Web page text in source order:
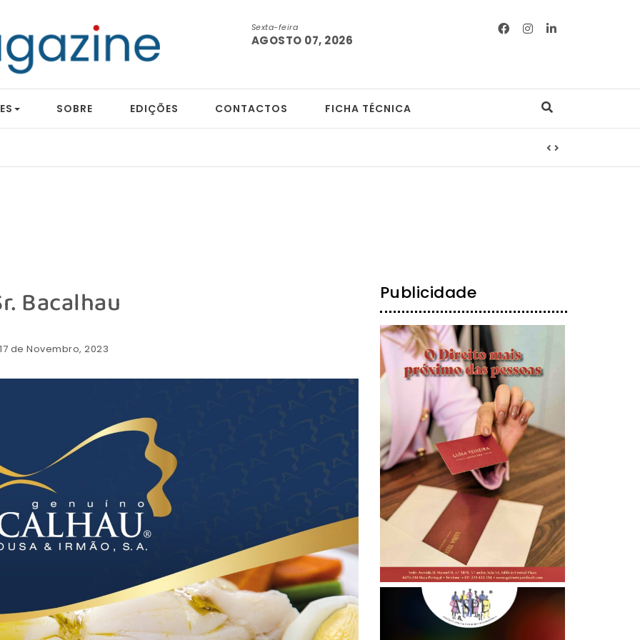
Sexta-feira
AGOSTO 07, 2026
SOBRE EDIÇÕES CONTACTOS FICHA TÉCNICA
Bacalhau
de Novembro, 2023
Publicidade